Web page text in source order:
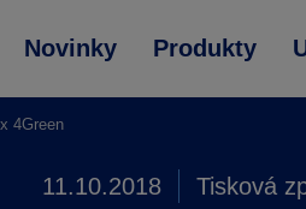
Novinky Produkty
4Green
11.10.2018 Tisková